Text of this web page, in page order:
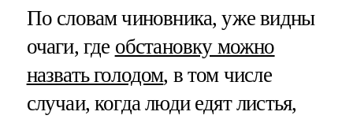
По словам чиновника, уже видны
очаги, где обстановку можно
назвать голодом, в том числе
случаи, когда люди едят листья,